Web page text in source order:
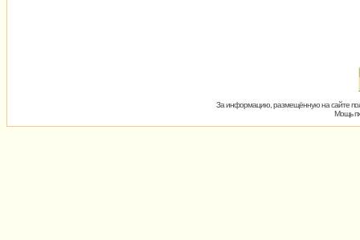
За информацию, размещённую на сайте
Мощь